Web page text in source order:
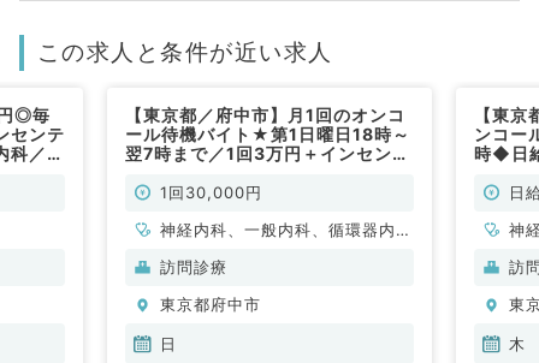
この求人と条件が近い求人
◎毎
センテ
科／非
【東京都／府中市】月1回のオンコ
ール待機バイト★第1日曜日18時～
翌7時まで／1回3万円＋インセンテ
1回30,000円
神経内科、一般内科、循環器内
科、呼吸器内科、消化器内科、内
内科、膠原病科
訪問診療
東京都府中市
日
【東
ンコー
時◆日
日
神
科
内
訪
東
木